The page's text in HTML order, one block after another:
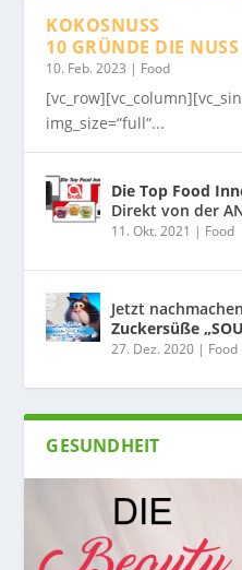
KOKOSNUSS
10 GRÜNDE DIE
10. Feb. 2023 | Food
img_size=“full“...
Die Top Food
Direkt von der
11. Okt. 2021 | Food
Jetzt
Zuckersüße
27. Dez. 2020 | Food
GESUNDHEIT